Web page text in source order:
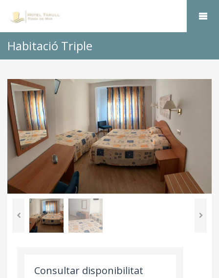
Habitació Triple
Consultar disponibilitat